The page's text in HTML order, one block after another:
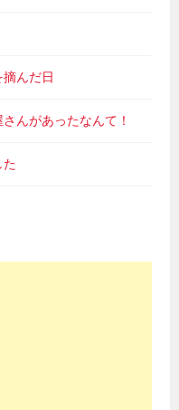
んだ日
んがあったなんて！
た